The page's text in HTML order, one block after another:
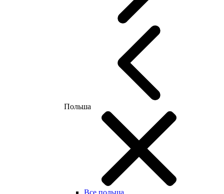
Польша
Все польша